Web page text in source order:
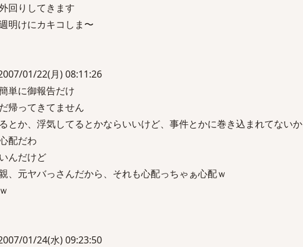
回りしてきます
明けにカキコしま〜
01/22(月) 08:11:26
単に御報告だけ
帰ってきてません
とか、浮気してるとかならいいけど、事件とかに巻き込まれてないか
配だわ
んだけど
、元ヤバっさんだから、それも心配っちゃぁ心配ｗ
01/24(水) 09:23:50